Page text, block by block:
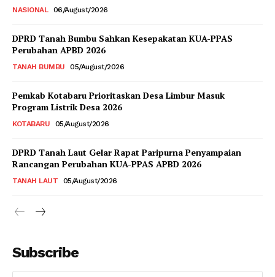
NASIONAL 06/August/2026
DPRD Tanah Bumbu Sahkan Kesepakatan KUA-PPAS
Perubahan APBD 2026
TANAH BUMBU 05/August/2026
Pemkab Kotabaru Prioritaskan Desa Limbur Masuk
Program Listrik Desa 2026
KOTABARU 05/August/2026
DPRD Tanah Laut Gelar Rapat Paripurna Penyampaian
Rancangan Perubahan KUA-PPAS APBD 2026
TANAH LAUT 05/August/2026
Subscribe